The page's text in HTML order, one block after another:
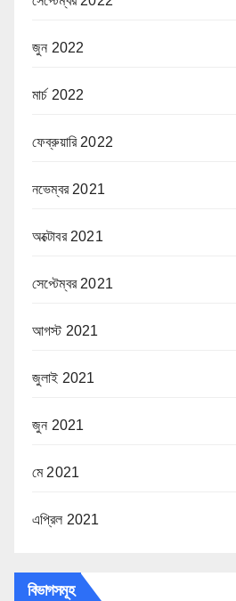
জুন 2022
মার্চ 2022
ফেব্রুয়ারি 2022
নভেম্বর 2021
অক্টোবর 2021
সেপ্টেম্বর 2021
আগস্ট 2021
জুলাই 2021
জুন 2021
মে 2021
এপ্রিল 2021
বিভাগসমূহ